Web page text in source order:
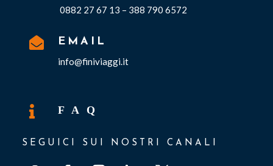
0882 27 67 13 – 388 790 6572
 EMAIL
info@finiviaggi.it
 F A Q
SEGUICI SUI NOSTRI CANALI